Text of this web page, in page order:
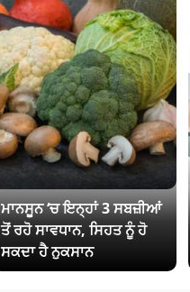
ਮਾਨਸੂਨ ‘ਚ ਇਨ੍ਹਾਂ 3 ਸਬਜ਼ੀਆਂ
ਤੋਂ ਰਹੋ ਸਾਵਧਾਨ, ਸਿਹਤ ਨੂੰ ਹੋ
ਸਕਦਾ ਹੈ ਨੁਕਸਾਨ